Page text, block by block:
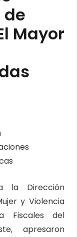
Mayor
la Dirección
y Violencia
Fiscales del
apresaron